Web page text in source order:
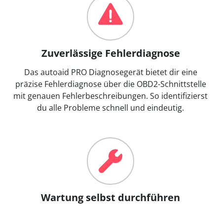
Zuverlässige Fehlerdiagnose
Das autoaid PRO Diagnosegerät bietet dir eine
präzise Fehlerdiagnose über die OBD2-Schnittstelle
mit genauen Fehlerbeschreibungen. So identifizierst
du alle Probleme schnell und eindeutig.
Wartung selbst durchführen